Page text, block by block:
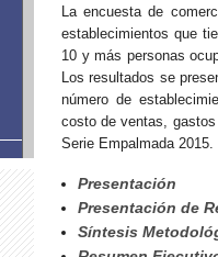
La encuesta de
establecimientos que
10 y más personas
Los resultados se
número de
costo de ventas,
Serie Empalmada 2015.
Presentación
Presentación de
Síntesis